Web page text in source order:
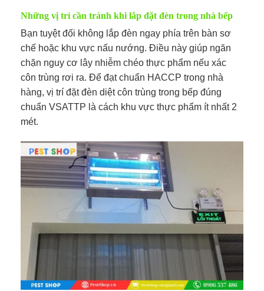
Những vị trí cần tránh khi lắp đặt đèn trong nhà bếp
Bạn tuyệt đối không lắp đèn ngay phía trên bàn sơ
chế hoặc khu vực nấu nướng. Điều này giúp ngăn
chặn nguy cơ lây nhiễm chéo thực phẩm nếu xác
côn trùng rơi ra. Để đạt chuẩn HACCP trong nhà
hàng, vị trí đặt đèn diệt côn trùng trong bếp đúng
chuẩn VSATTP là cách khu vực thực phẩm ít nhất 2
mét.